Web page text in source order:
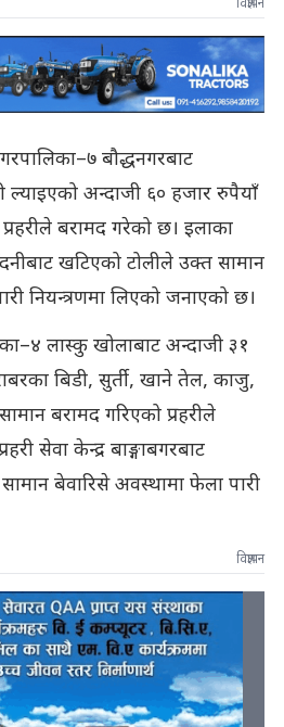
विज्ञापन
बौद्धनगरबाट
ल्याइएको अन्दाजी ६० हजार रुपैयाँ
बरामद गरेको छ। इलाका
खटिएको टोलीले उक्त सामान
नियन्त्रणमा लिएको जनाएको छ।
लास्कु खोलाबाट अन्दाजी ३१
बिडी, सुर्ती, खाने तेल, काजु,
बरामद गरिएको प्रहरीले
सेवा केन्द्र बाङ्गाबगरबाट
बेवारिसे अवस्थामा फेला पारी
विज्ञापन